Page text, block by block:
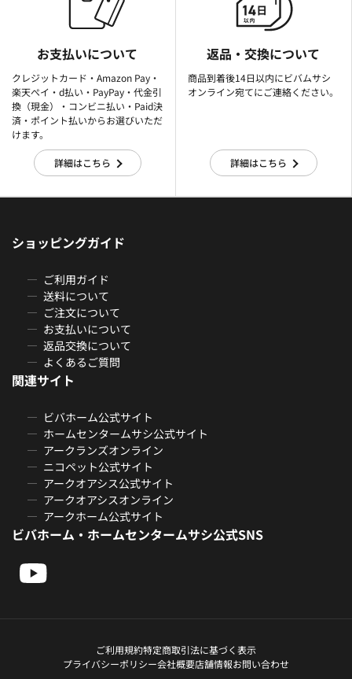
お支払いについて
クレジットカード・Amazon Pay・
楽天ぺイ・d払い・PayPay・代金引
換（現金）・コンビニ払い・Paid決
済・ポイント払いからお選びいただ
けます。
詳細はこちら
返品・交換について
商品到着後14日以内にビバムサシ
オンライン宛てにご連絡ください。
詳細はこちら
ショッピングガイド
ご利用ガイド
送料について
ご注文について
お支払いについて
返品交換について
よくあるご質問
関連サイト
ビバホーム公式サイト
ホームセンタームサシ公式サイト
アークランズオンライン
ニコペット公式サイト
アークオアシス公式サイト
アークオアシスオンライン
アークホーム公式サイト
ビバホーム・ホームセンタームサシ公式SNS
ご利用規約特定商取引法に基づく表示
プライバシーポリシー会社概要店舗情報お問い合わせ